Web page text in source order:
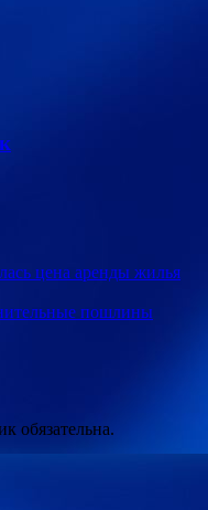
цена аренды жилья
пошлины
обязательна.